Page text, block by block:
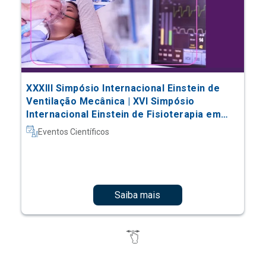
XXXIII Simpósio Internacional Einstein de
Ventilação Mecânica | XVI Simpósio
Internacional Einstein de Fisioterapia em
Terapia Intensiva
Eventos Científicos
Saiba mais